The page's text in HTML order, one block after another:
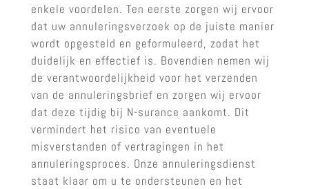
enkele voordelen. Ten eerste zorgen wij ervoor
dat uw annuleringsverzoek op de juiste manier
wordt opgesteld en geformuleerd, zodat het
duidelijk en effectief is. Bovendien nemen wij
de verantwoordelijkheid voor het verzenden
van de annuleringsbrief en zorgen wij ervoor
dat deze tijdig bij N-surance aankomt. Dit
vermindert het risico van eventuele
misverstanden of vertragingen in het
annuleringsproces. Onze annuleringsdienst
staat klaar om u te ondersteunen en het